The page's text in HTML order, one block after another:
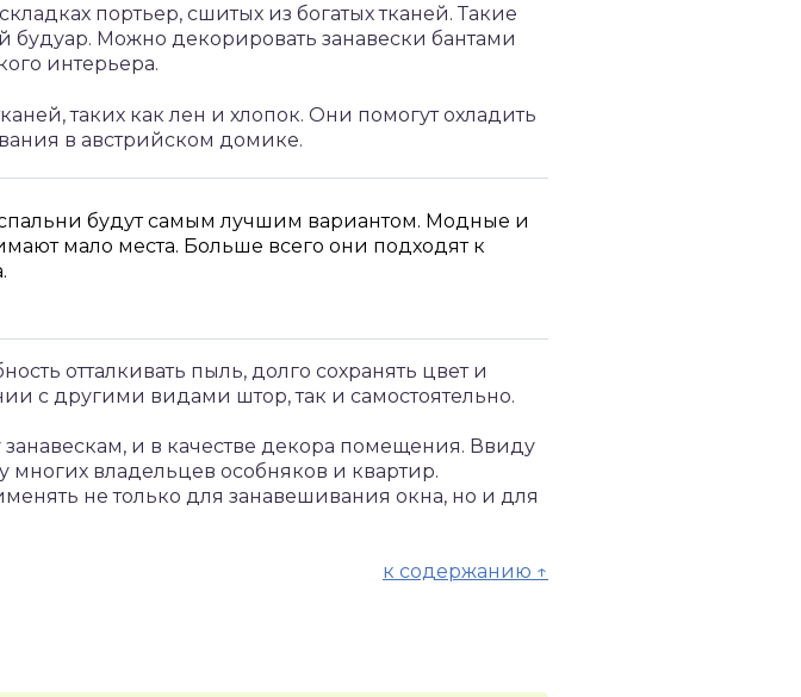
портьер, сшитых из богатых тканей. Такие
Можно декорировать занавески бантами
интерьера.
таких как лен и хлопок. Они помогут охладить
в австрийском домике.
будут самым лучшим вариантом. Модные и
мало места. Больше всего они подходят к
отталкивать пыль, долго сохранять цвет и
с другими видами штор, так и самостоятельно.
и в качестве декора помещения. Ввиду
владельцев особняков и квартир.
не только для занавешивания окна, но и для
к содержанию ↑